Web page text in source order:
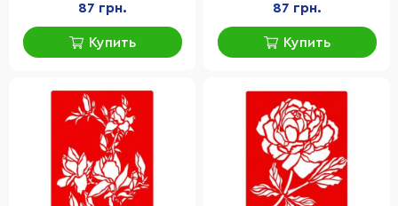
87 грн.
Купить
87 грн.
Купить